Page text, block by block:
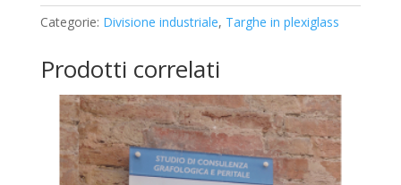
Categorie: Divisione industriale, Targhe in plexiglass
Prodotti correlati